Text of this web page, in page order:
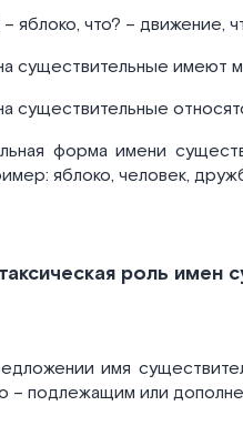
яблоко, что? – движение,
существительные имеют
существительные
форма имени
яблоко, человек,
роль имен
имя
– подлежащим или